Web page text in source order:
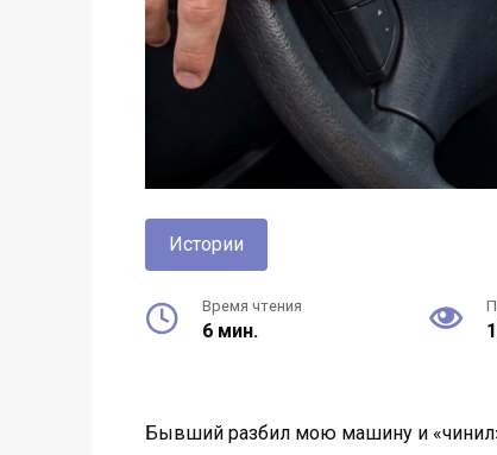
Истории
Время чтения
6 мин.
Бывший разбил мою машину и